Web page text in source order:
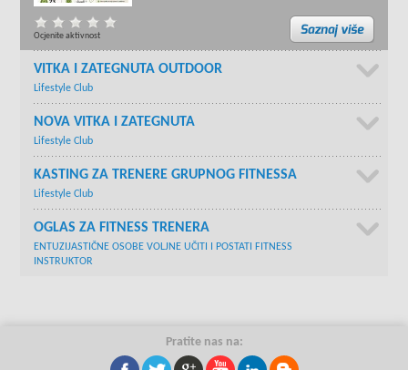
Ocjenite aktivnost
VITKA I ZATEGNUTA OUTDOOR
Lifestyle Club
NOVA VITKA I ZATEGNUTA
Lifestyle Club
KASTING ZA TRENERE GRUPNOG FITNESSA
Lifestyle Club
OGLAS ZA FITNESS TRENERA
ENTUZIJASTIČNE OSOBE VOLJNE UČITI I POSTATI FITNESS
INSTRUKTOR
Pratite nas na: